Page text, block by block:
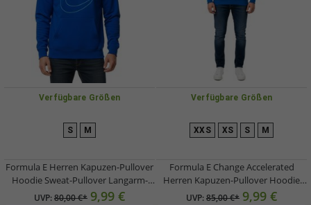
Verfügbare Größen
S M
Formula E Herren Kapuzen-Pullover
Hoodie Sweat-Pullover Langarm-
Shirt 701223399 002 Blau
UVP:80,00 €* 9,99 €
Verfügbare Größen
XXS XS S M
Formula E Change Accelerated
Herren Kapuzen-Pullover Hoodie
Sweat-Pullover Langarm-Shirt
UVP:85,00 €* 9,99 €